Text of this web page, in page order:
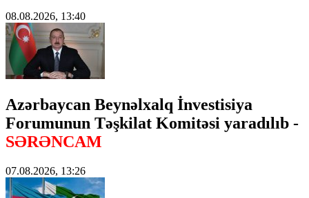
08.08.2026, 13:40
Azərbaycan Beynəlxalq İnvestisiya
Forumunun Təşkilat Komitəsi yaradılıb -
SƏRƏNCAM
07.08.2026, 13:26